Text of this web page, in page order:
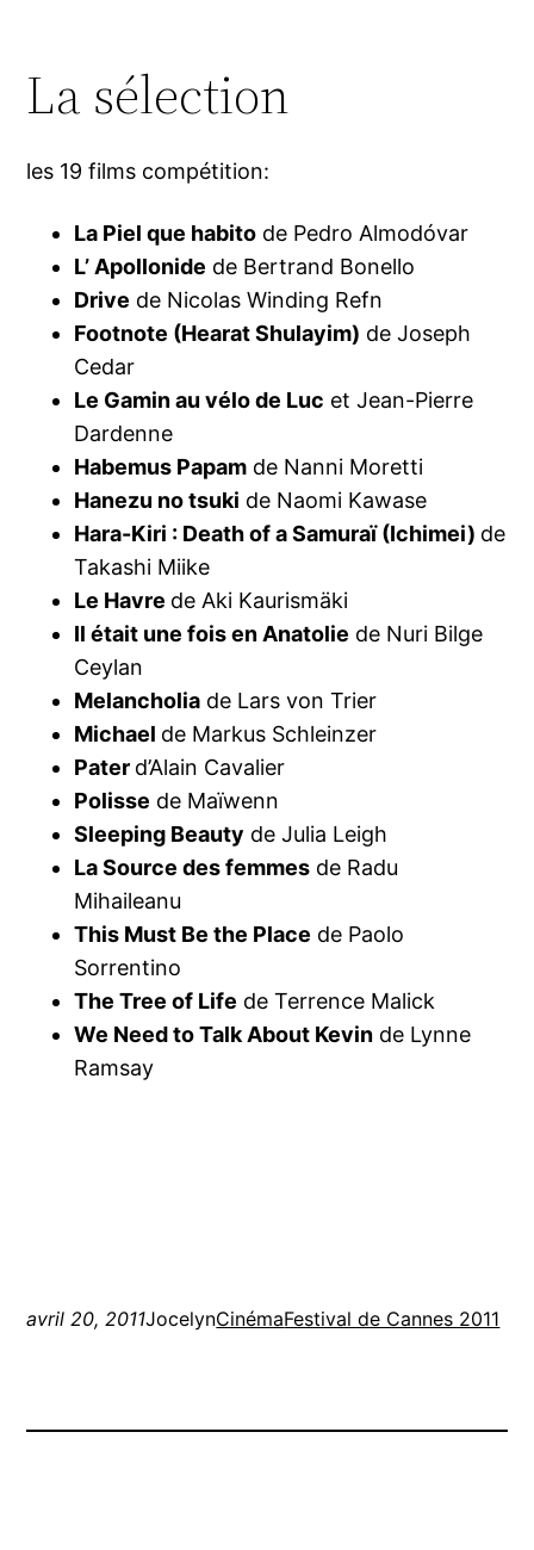
La sélection
les 19 films compétition:
La Piel que habito de Pedro Almodóvar
L’ Apollonide de Bertrand Bonello
Drive de Nicolas Winding Refn
Footnote (Hearat Shulayim) de Joseph
Cedar
Le Gamin au vélo de Luc et Jean-Pierre
Dardenne
Habemus Papam de Nanni Moretti
Hanezu no tsuki de Naomi Kawase
Hara-Kiri : Death of a Samuraï (Ichimei) de
Takashi Miike
Le Havre de Aki Kaurismäki
Il était une fois en Anatolie de Nuri Bilge
Ceylan
Melancholia de Lars von Trier
Michael de Markus Schleinzer
Pater d’Alain Cavalier
Polisse de Maïwenn
Sleeping Beauty de Julia Leigh
La Source des femmes de Radu
Mihaileanu
This Must Be the Place de Paolo
Sorrentino
The Tree of Life de Terrence Malick
We Need to Talk About Kevin de Lynne
Ramsay
avril 20, 2011JocelynCinémaFestival de Cannes 2011